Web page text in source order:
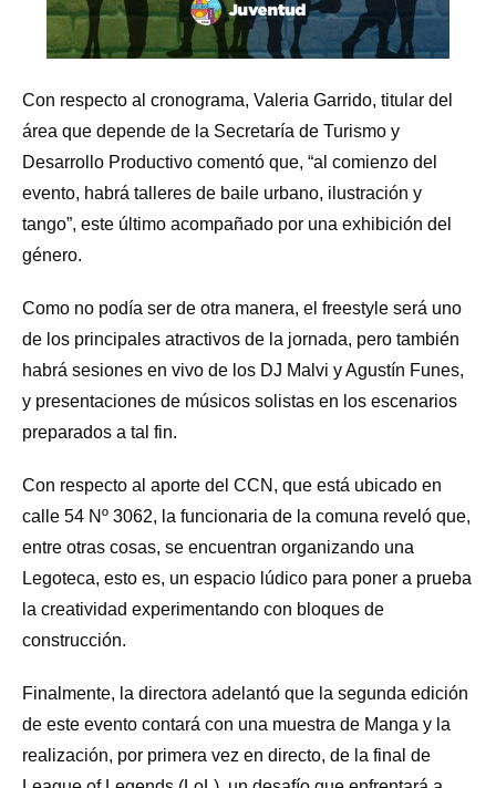
Con respecto al cronograma, Valeria Garrido, titular del
área que depende de la Secretaría de Turismo y
Desarrollo Productivo comentó que, “al comienzo del
evento, habrá talleres de baile urbano, ilustración y
tango”, este último acompañado por una exhibición del
género.
Como no podía ser de otra manera, el freestyle será uno
de los principales atractivos de la jornada, pero también
habrá sesiones en vivo de los DJ Malvi y Agustín Funes,
y presentaciones de músicos solistas en los escenarios
preparados a tal fin.
Con respecto al aporte del CCN, que está ubicado en
calle 54 Nº 3062, la funcionaria de la comuna reveló que,
entre otras cosas, se encuentran organizando una
Legoteca, esto es, un espacio lúdico para poner a prueba
la creatividad experimentando con bloques de
construcción.
Finalmente, la directora adelantó que la segunda edición
de este evento contará con una muestra de Manga y la
realización, por primera vez en directo, de la final de